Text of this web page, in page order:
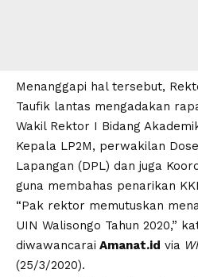
Menanggapi hal tersebut,
Taufik lantas mengadakan
Wakil Rektor I Bidang
Kepala LP2M, perwakilan
Lapangan (DPL) dan juga
guna membahas penarikan
“Pak rektor memutuskan
UIN Walisongo Tahun 2020,”
diwawancarai Amanat.id via
(25/3/2020).